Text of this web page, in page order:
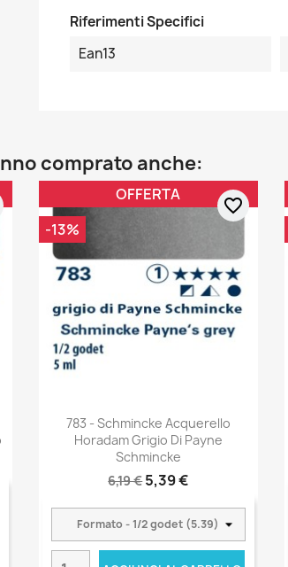
Riferimenti Specifici
Ean13
comprato anche:
783 - Schmincke Acquerello
Horadam Grigio Di Payne
Schmincke
6,19 €5,39 €
OFFERTA
-13%
favorite_border